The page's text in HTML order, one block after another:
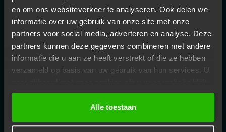
en om ons websiteverkeer te analyseren. Ook delen we
informatie over uw gebruik van onze site met onze
partners voor social media, adverteren en analyse. Deze
partners kunnen deze gegevens combineren met andere
informatie die u aan ze heeft verstrekt of die ze hebben
verzameld op basis van uw gebruik van hun services. U
gebruiken.
Alle toestaan
JOUW AUTO AIRCO LATEN
BIJVULLEN
Als je merkt dat je auto niet meer goed koelt, is de kans
groot dat het koudemiddel in de airco moet worden
verliest het systeem jaarlijks ongeveer 8 tot 10% van het
koudemiddel. Dit vermindert de koelcapaciteit en zorgt
ervoor dat de airco langer nodig heeft om de gewenste